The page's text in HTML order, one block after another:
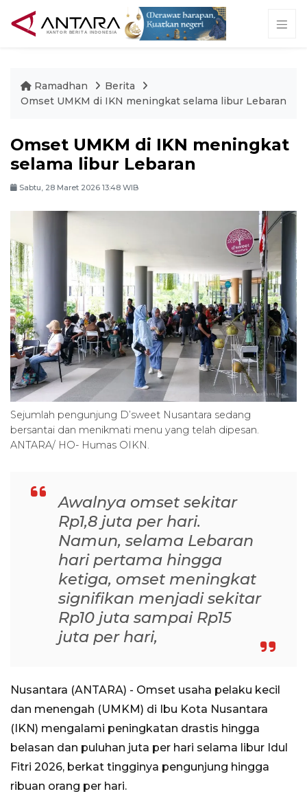
Ramadhan
Berita
Omset UMKM di IKN meningkat selama libur Lebaran
Omset UMKM di IKN meningkat
selama libur Lebaran
Sabtu, 28 Maret 2026 13:48 WIB
Sejumlah pengunjung D’sweet Nusantara sedang
bersantai dan menikmati menu yang telah dipesan.
ANTARA/ HO- Humas OIKN.
Awalnya omset sekitar
Rp1,8 juta per hari.
Namun, selama Lebaran
hari pertama hingga
ketiga, omset meningkat
signifikan menjadi sekitar
Rp10 juta sampai Rp15
juta per hari,
Nusantara (ANTARA) - Omset usaha pelaku kecil
dan menengah (UMKM) di Ibu Kota Nusantara
(IKN) mengalami peningkatan drastis hingga
belasan dan puluhan juta per hari selama libur Idul
Fitri 2026, berkat tingginya pengunjung hingga
ribuan orang per hari.